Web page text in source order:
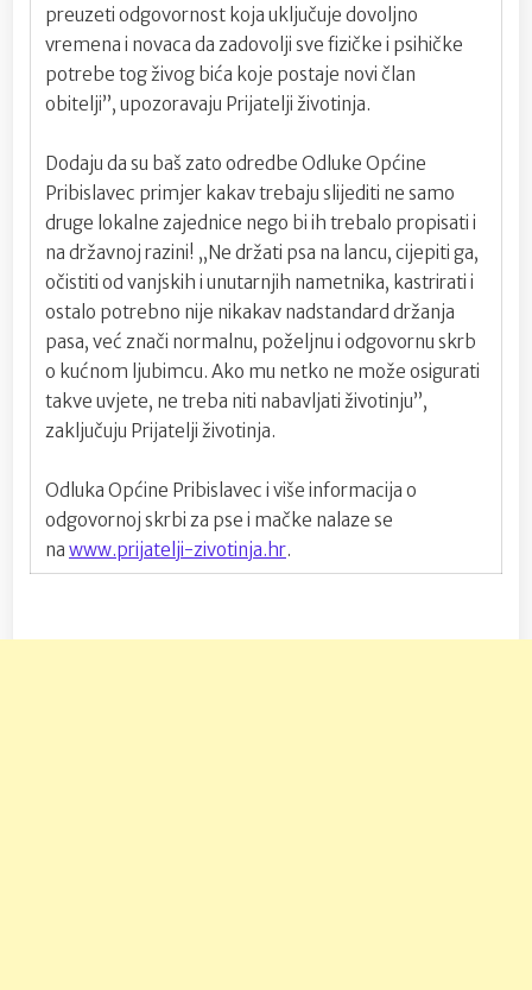
preuzeti odgovornost koja uključuje dovoljno
vremena i novaca da zadovolji sve fizičke i psihičke
potrebe tog živog bića koje postaje novi član
obitelji”, upozoravaju Prijatelji životinja.
Dodaju da su baš zato odredbe Odluke Općine
Pribislavec primjer kakav trebaju slijediti ne samo
druge lokalne zajednice nego bi ih trebalo propisati i
na državnoj razini! „Ne držati psa na lancu, cijepiti ga,
očistiti od vanjskih i unutarnjih nametnika, kastrirati i
ostalo potrebno nije nikakav nadstandard držanja
pasa, već znači normalnu, poželjnu i odgovornu skrb
o kućnom ljubimcu. Ako mu netko ne može osigurati
takve uvjete, ne treba niti nabavljati životinju”,
zaključuju Prijatelji životinja.
Odluka Općine Pribislavec i više informacija o
odgovornoj skrbi za pse i mačke nalaze se
na www.prijatelji-zivotinja.hr.